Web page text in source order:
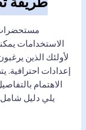
الاستخدامات
لأولئك الذين
إعدادات احترافية.
الاهتمام
يلي دليل